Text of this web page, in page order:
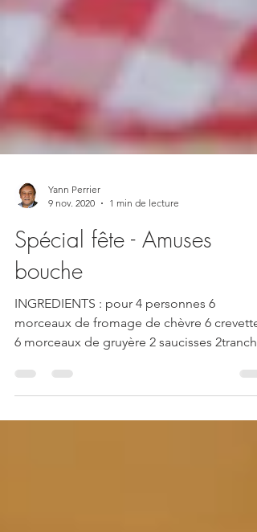
9 nov. 2020
1 min de lecture
Spécial fête - Amuses
bouche
INGREDIENTS : pour 4 personnes 6
morceaux de fromage de chèvre 6
6 morceaux de gruyère 2 saucisses
de jambon blanc 3...